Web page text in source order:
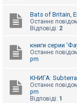
Bats of Britain,
Останнє
Відповіді: 2
книги серии
Останнє
pm
КНИГА:
Останнє
pm
Відповіді: 1